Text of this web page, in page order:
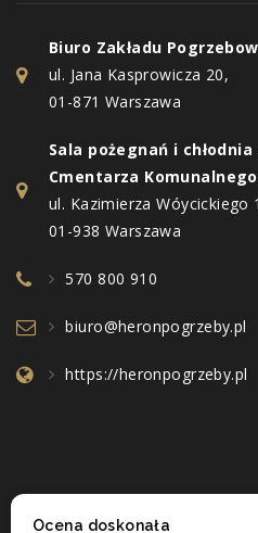
Biuro Zakładu
ul. Jana Kasprowicza 20,
01-871 Warszawa
Sala pożegnań i
Cmentarza
ul. Kazimierza Wóycickiego
01-938 Warszawa
570 800 910
biuro@heronpogrzeby.pl
https://heronpogrzeby.pl
Ocena doskonała